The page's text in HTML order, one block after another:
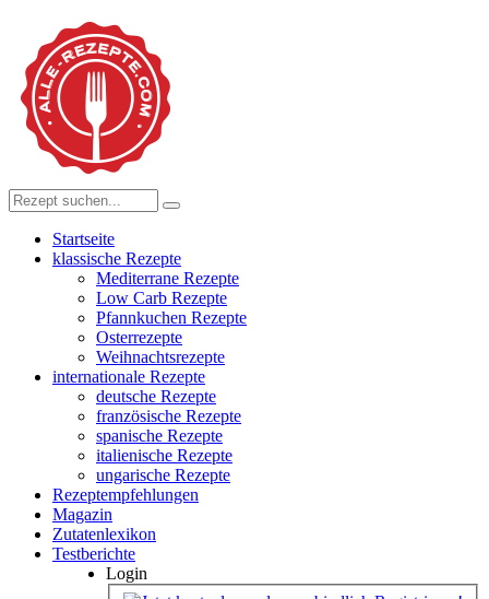
Startseite
klassische Rezepte
Mediterrane Rezepte
Low Carb Rezepte
Pfannkuchen Rezepte
Osterrezepte
Weihnachtsrezepte
internationale Rezepte
deutsche Rezepte
französische Rezepte
spanische Rezepte
italienische Rezepte
ungarische Rezepte
Rezeptempfehlungen
Magazin
Zutatenlexikon
Testberichte
Login